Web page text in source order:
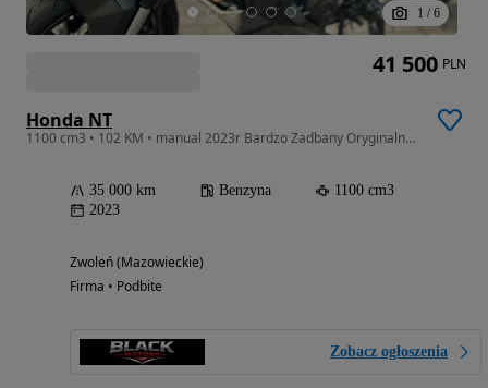
1 / 6
Honda NT
1100 cm3 • 102 KM • manual 2023r Bardzo Zadbany Oryginalny Dostawa Raty 1000 NT 1100
35 000 km Benzyna
1100 cm3
2023
Zwoleń (Mazowieckie)
Firma • Podbite
Zobacz ogłoszenia
41 500 PLN